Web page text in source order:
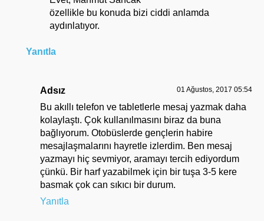
özellikle bu konuda bizi ciddi anlamda
aydınlatıyor.
Yanıtla
Adsız 01 Ağustos, 2017 05:54
Bu akıllı telefon ve tabletlerle mesaj yazmak daha
kolaylaştı. Çok kullanılmasını biraz da buna
bağlıyorum. Otobüslerde gençlerin habire
mesajlaşmalarını hayretle izlerdim. Ben mesaj
yazmayı hiç sevmiyor, aramayı tercih ediyordum
çünkü. Bir harf yazabilmek için bir tuşa 3-5 kere
basmak çok can sıkıcı bir durum.
Yanıtla